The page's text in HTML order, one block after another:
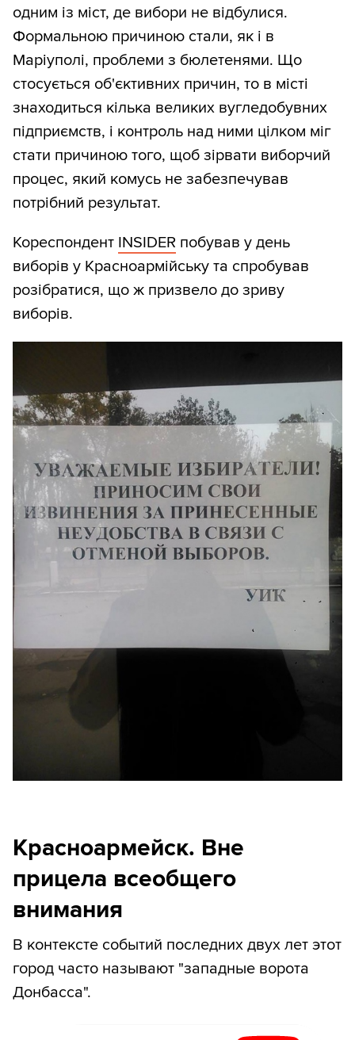
одним із міст, де вибори не відбулися.
Формальною причиною стали, як і в
Маріуполі, проблеми з бюлетенями. Що
стосується об'єктивних причин, то в місті
знаходиться кілька великих вугледобувних
підприємств, і контроль над ними цілком міг
стати причиною того, щоб зірвати виборчий
процес, який комусь не забезпечував
потрібний результат.
Кореспондент INSIDER побував у день
виборів у Красноармійську та спробував
розібратися, що ж призвело до зриву
виборів.
Красноармейск. Вне
прицела всеобщего
внимания
В контексте событий последних двух лет этот
город часто называют "западные ворота
Донбасса".